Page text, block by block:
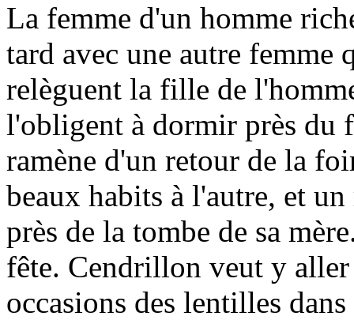
La femme d'un homme
tard avec une autre femme
relèguent la fille de
l'obligent à dormir près du
ramène d'un retour de la
beaux habits à l'autre, et
près de la tombe de sa
fête. Cendrillon veut y
occasions des lentilles